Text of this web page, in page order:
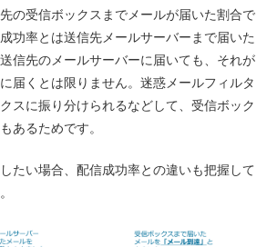
の受信ボックスまでメールが届いた割合で
功率とは送信先メールサーバーまで届いた
信先のメールサーバーに届いても、それが
届くとは限りません。迷惑メールフィルタ
スに振り分けられるなどして、受信ボック
あるためです。
たい場合、配信成功率との違いも把握して